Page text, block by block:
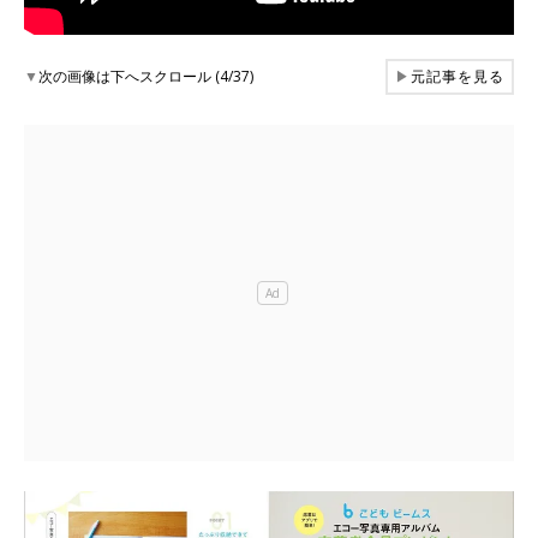
▼次の画像は下へスクロール (4/37) ▶元記事を見る